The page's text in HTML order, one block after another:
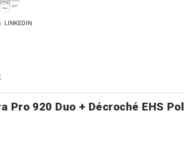
LINKEDIN
Pro 920 Duo + Décroché EHS